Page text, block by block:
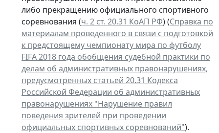
либо прекращению официального спортивного
соревнования (ч. 2 ст. 20.31 КоАП РФ) (Справка по
материалам проведенного в связи с подготовкой
к предстоящему чемпионату мира по футболу
FIFA 2018 года обобщения судебной практики по
делам об административных правонарушениях,
предусмотренных статьей 20.31 Кодекса
Российской Федерации об административных
правонарушениях "Нарушение правил
поведения зрителей при проведении
официальных спортивных соревнований").